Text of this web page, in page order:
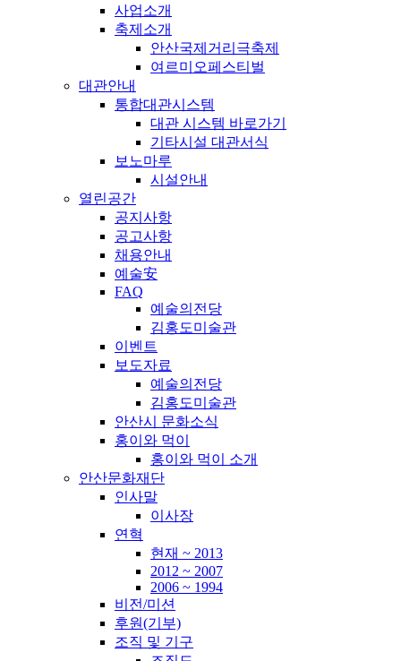
사업소개
축제소개
안산국제거리극축제
여르미오페스티벌
대관안내
통합대관시스템
대관 시스템 바로가기
기타시설 대관서식
보노마루
시설안내
열린공간
공지사항
공고사항
채용안내
예술安
FAQ
예술의전당
김홍도미술관
이벤트
보도자료
예술의전당
김홍도미술관
안산시 문화소식
홍이와 먹이
홍이와 먹이 소개
안산문화재단
인사말
이사장
연혁
현재 ~ 2013
2012 ~ 2007
2006 ~ 1994
비전/미션
후원(기부)
조직 및 기구